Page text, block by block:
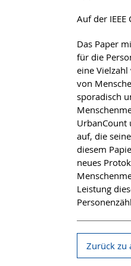
Auf der
Das Paper
für die
eine
von
sporadisch
UrbanCount
auf, die
diesem
neues
Leistung
Zurück zu